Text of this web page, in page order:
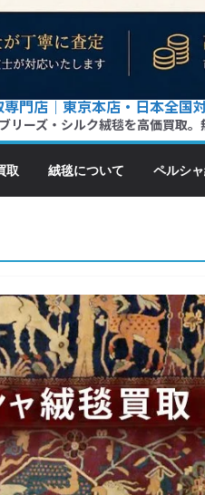
門店｜東京本店・日本全国
リーズ・シルク絨毯を高価買取。
取 絨毯について ペルシャ